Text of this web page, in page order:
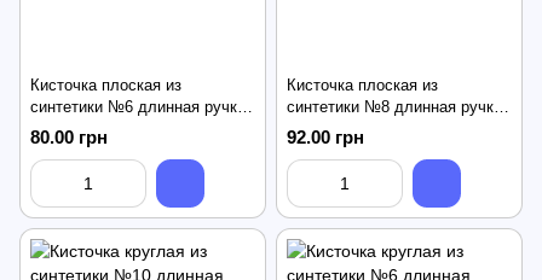
Кисточка плоская из
синтетики №6 длинная ручка
ART Line
80.00 грн
Кисточка плоская из
синтетики №8 длинная ручка
ART Line
92.00 грн